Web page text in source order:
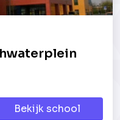
Bekijk school